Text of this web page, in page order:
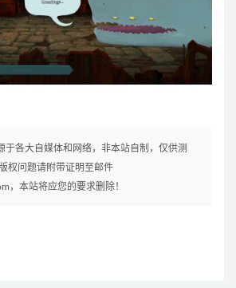
于各大自媒体和网络，非本站自制，仅供测
权问题请附带证明至邮件
，本站将应您的要求删除！